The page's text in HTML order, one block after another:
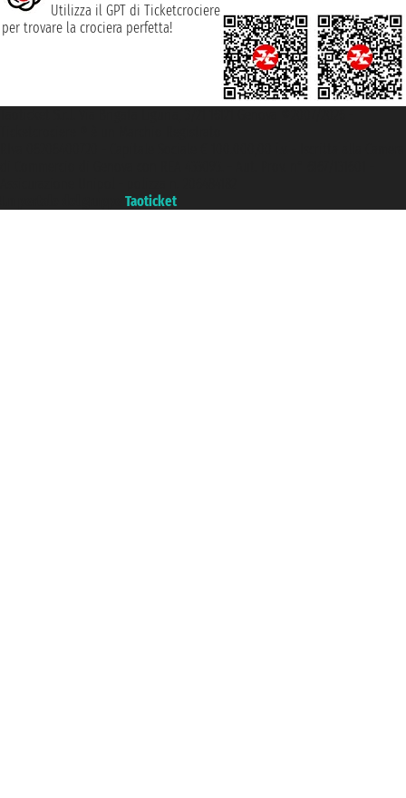
Utilizza il GPT di Ticketcrociere
per trovare la crociera perfetta!
Taoticket